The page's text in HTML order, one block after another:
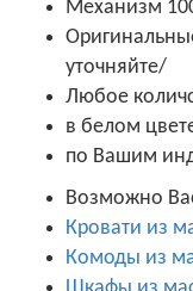
Механизм
уточняйте/
Любое
в белом
по Вашим
Возможно
Кровати из
Комоды из